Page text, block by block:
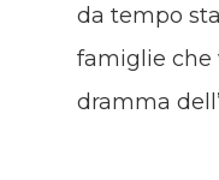
da tempo
famiglie che
dramma